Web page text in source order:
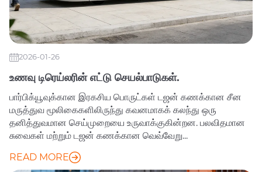
2026-01-26
உணவு டிரெய்லரின் எட்டு செயல்பாடுகள்.
பார்பிக்யூவுக்கான இரகசிய பொருட்கள் டஜன் கணக்கான சீன
மருத்துவ மூலிகைகளிலிருந்து கவனமாகக் கலந்து ஒரு
தனித்துவமான செய்முறையை உருவாக்குகின்றன. பலவிதமான
சுவைகள் மற்றும் டஜன் கணக்கான வெவ்வேறு...
READ MORE